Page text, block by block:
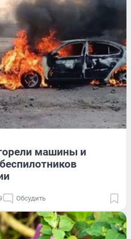
машины и
Обсудить